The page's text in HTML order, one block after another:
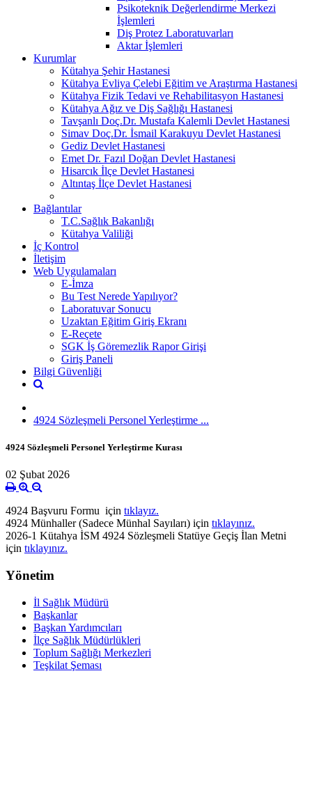
Psikoteknik Değerlendirme Merkezi
İşlemleri
Diş Protez Laboratuvarları
Aktar İşlemleri
Kurumlar
Kütahya Şehir Hastanesi
Kütahya Evliya Çelebi Eğitim ve Araştırma Hastanesi
Kütahya Fizik Tedavi ve Rehabilitasyon Hastanesi
Kütahya Ağız ve Diş Sağlığı Hastanesi
Tavşanlı Doç.Dr. Mustafa Kalemli Devlet Hastanesi
Simav Doç.Dr. İsmail Karakuyu Devlet Hastanesi
Gediz Devlet Hastanesi
Emet Dr. Fazıl Doğan Devlet Hastanesi
Hisarcık İlçe Devlet Hastanesi
Altıntaş İlçe Devlet Hastanesi
Bağlantılar
T.C.Sağlık Bakanlığı
Kütahya Valiliği
İç Kontrol
İletişim
Web Uygulamaları
E-İmza
Bu Test Nerede Yapılıyor?
Laboratuvar Sonucu
Uzaktan Eğitim Giriş Ekranı
E-Reçete
SGK İş Göremezlik Rapor Girişi
Giriş Paneli
Bilgi Güvenliği
4924 Sözleşmeli Personel Yerleştirme ...
4924 Sözleşmeli Personel Yerleştirme Kurası
02 Şubat 2026
4924 Başvuru Formu için tıklayız.
4924 Münhaller (Sadece Münhal Sayıları) için tıklayınız.
2026-1 Kütahya İSM 4924 Sözleşmeli Statüye Geçiş İlan Metni
için tıklayınız.
Yönetim
İl Sağlık Müdürü
Başkanlar
Başkan Yardımcıları
İlçe Sağlık Müdürlükleri
Toplum Sağlığı Merkezleri
Teşkilat Şeması